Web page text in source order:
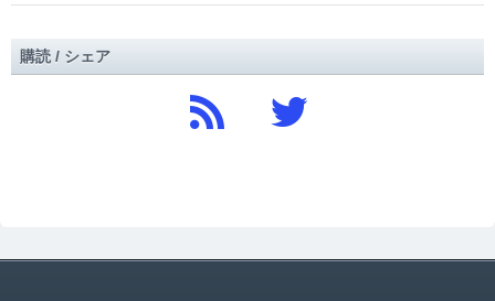
購読 / シェア